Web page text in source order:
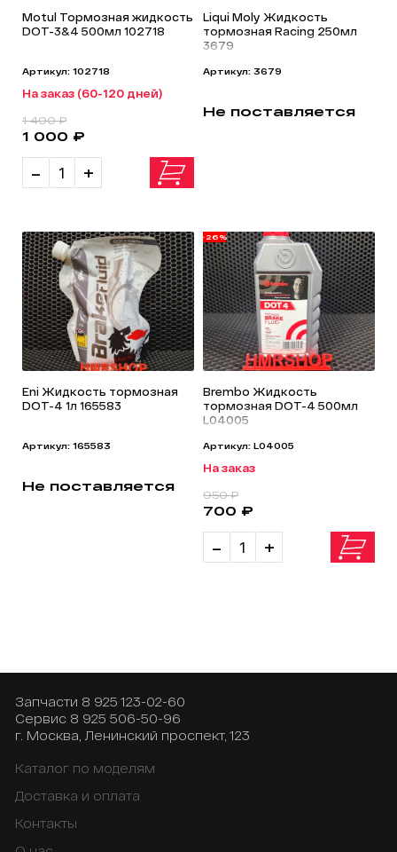
Motul Тормозная жидкость
DOT-3&4 500мл 102718
Артикул: 102718
На заказ (60-120 дней)
- +
1 000 ₽
1 400 ₽
Liqui Moly Жидкость
тормозная Racing 250мл
3679
Артикул: 3679
Не поставляется
Eni Жидкость тормозная
DOT-4 1л 165583
Артикул: 165583
Не поставляется
-26%
Brembo Жидкость
тормозная DOT-4 500мл
L04005
Артикул: L04005
На заказ
- +
700 ₽
950 ₽
Запчасти 8 925 123-02-60
Сервис 8 925 506-50-96
г. Москва, Ленинский проспект, 123
Каталог по моделям
Доставка и оплата
Контакты